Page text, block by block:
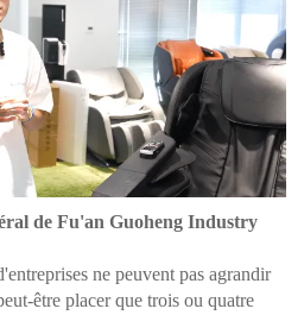
de Fu'an Guoheng Industry
ne peuvent pas agrandir
être placer que trois ou quatre